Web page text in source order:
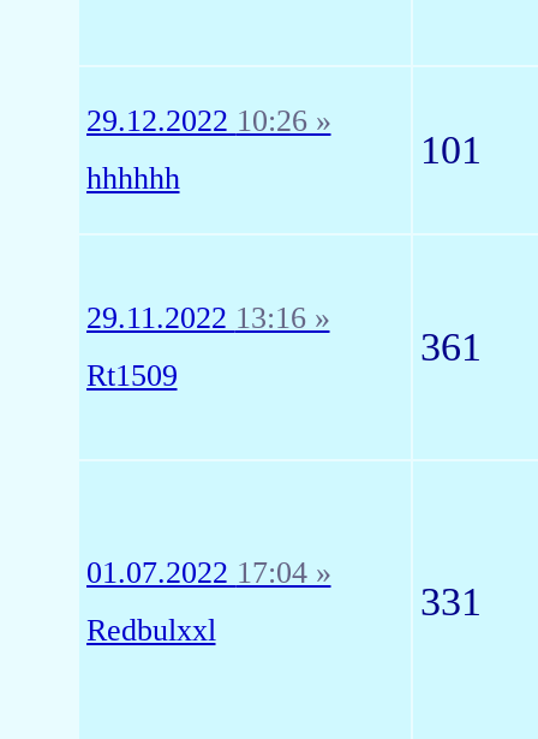
29.12.2022 10:26 »
hhhhhh
101
29.11.2022 13:16 »
Rt1509
361
01.07.2022 17:04 »
Redbulxxl
331